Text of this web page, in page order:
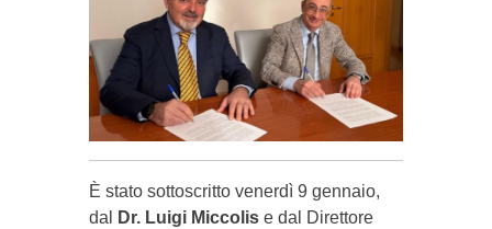
È stato sottoscritto venerdì 9 gennaio,
dal
Dr. Luigi Miccolise dal Direttore